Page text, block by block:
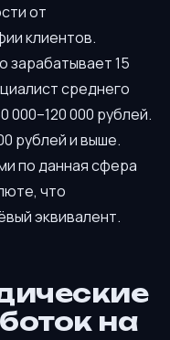
от
клиентов.
зарабатывает 15
среднего
000–120 000 рублей.
рублей и выше.
по данная сфера
что
эквивалент.
на